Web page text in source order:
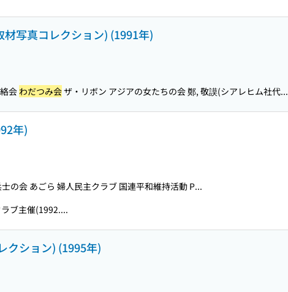
写真コレクション) (1991年)
会 わだつみ会ザ・リボン アジアの女たちの会 鄭, 敬謨(シアレヒム社代...
年)
の会 あごら 婦人民主クラブ 国連平和維持活動 P...
ブ主催(1992....
クション) (1995年)